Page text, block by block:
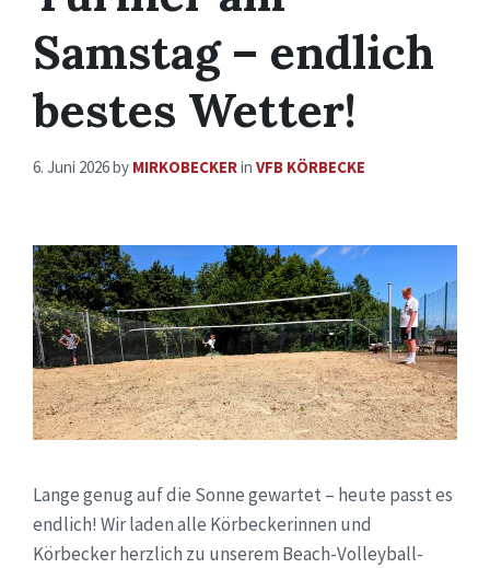
Samstag – endlich
bestes Wetter!
6. Juni 2026by MIRKOBECKERin VFB KÖRBECKE
Lange genug auf die Sonne gewartet – heute passt es
endlich! Wir laden alle Körbeckerinnen und
Körbecker herzlich zu unserem Beach-Volleyball-